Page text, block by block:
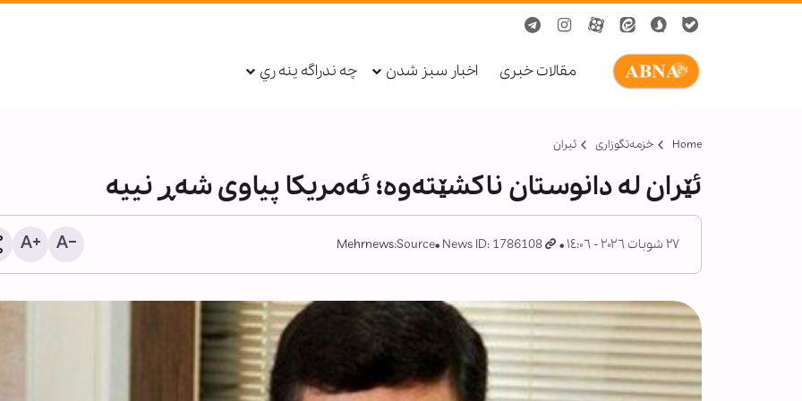
مقالات خبری اخبار سبز شدن چه ندراگه ينه ري
Home خزمەتگوزاری ئیران
ئێران لە دانوستان ناکشێتەوە؛ ئەمریکا پیاوی شەڕ نییە
٢٧ شوبات ٢٠٢٦ - ١٤:٠٦ News ID: 1786108
Source:
Mehrnews